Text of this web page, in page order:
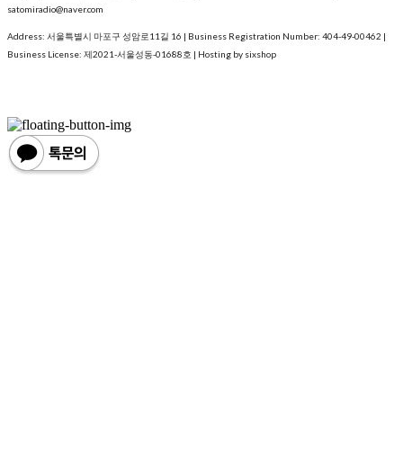
satomiradio@naver.com
Address: 서울특별시 마포구 성암로11길 16 | Business Registration Number: 404-49-00462 |
Business License: 제2021-서울성동-01688호 | Hosting by sixshop